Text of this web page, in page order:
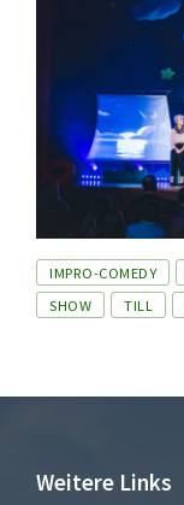
IMPRO-COMEDY
SHOW
TILL
Weitere Links